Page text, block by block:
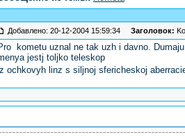
Добавлено: 20-12-2004 15:59:34 Заголовок:
kometu uznal ne tak uzh i davno.
jestj toljko teleskop
ochkovyh linz s siljnoj sfericheskoj